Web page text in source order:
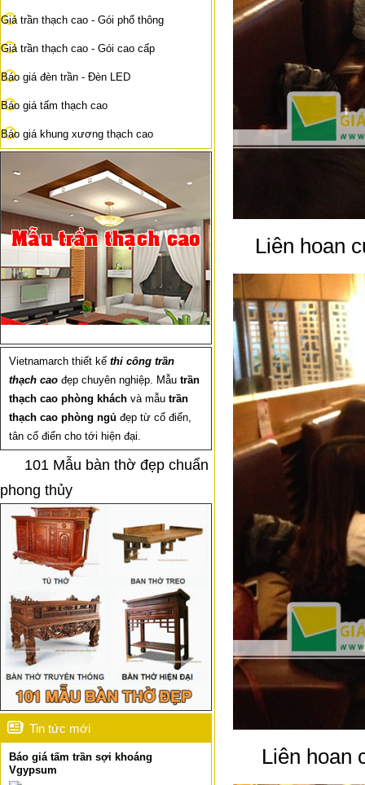
Giá trần thạch cao - Gói phổ thông
Giá trần thạch cao - Gói cao cấp
Báo giá đèn trần - Đèn LED
Báo giá tấm thạch cao
Báo giá khung xương thạch cao
Vietnamarch thiết kế thi công trần
thạch cao đẹp chuyên nghiệp. Mẫu trần
thạch cao phòng khách và mẫu trần
thạch cao phòng ngủ đẹp từ cổ điển,
tân cổ điển cho tới hiện đại.
101 Mẫu bàn thờ đẹp chuẩn
phong thủy
Tin tức mới
Báo giá tấm trần sợi khoáng
Vgypsum
Liên hoan
Liên hoan